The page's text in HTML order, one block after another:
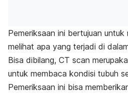
Pemeriksaan ini bertujuan
melihat apa yang terjadi di
Bisa dibilang, CT scan
untuk membaca kondisi tubuh
Pemeriksaan ini bisa